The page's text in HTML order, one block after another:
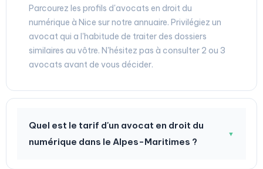
Parcourez les profils d'avocats en droit du
numérique à Nice sur notre annuaire. Privilégiez un
avocat qui a l'habitude de traiter des dossiers
similaires au vôtre. N'hésitez pas à consulter 2 ou 3
avocats avant de vous décider.
Quel est le tarif d'un avocat en droit du
numérique dans le Alpes-Maritimes ?
▼